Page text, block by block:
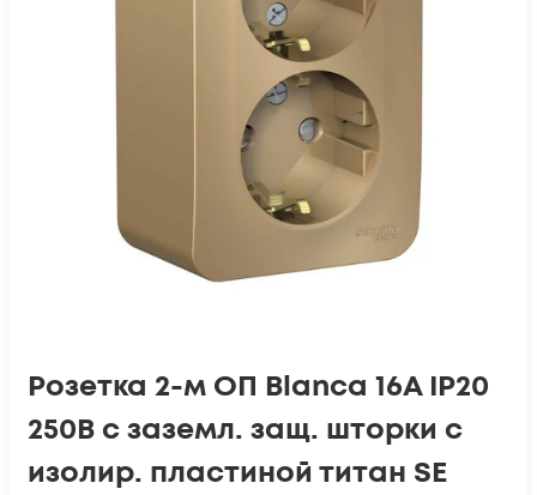
Розетка 2-м ОП Blanca 16А IP20
250В с заземл. защ. шторки с
изолир. пластиной титан SE